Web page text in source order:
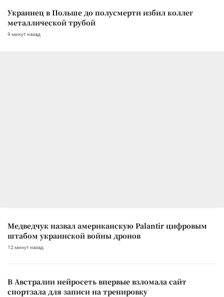
Украинец в Польше до полусмерти избил коллег
металлической трубой
9 минут назад
Медведчук назвал американскую Palantir цифровым
штабом украинской войны дронов
12 минут назад
В Австралии нейросеть впервые взломала сайт
спортзала для записи на тренировку